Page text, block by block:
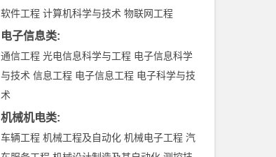
软件工程 计算机科学与技术 物联网工程
电子信息类:
通信工程 光电信息科学与工程 电子信息科学
与技术 信息工程 电子信息工程 电子科学与技
术
机械机电类:
车辆工程 机械工程及自动化 机械电子工程 汽